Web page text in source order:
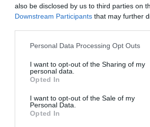
also be disclosed by us to third parties on
Downstream Participants that may further
Personal Data Processing Opt Outs
I want to opt-out of the Sharing of my
personal data.
Opted In
I want to opt-out of the Sale of my
Personal Data.
Opted In
locuitori.
Sunt 3.140.197 de angajați privați, cu
mediu anual (RMA) de
(64,5% bărbați), cu un RMA de
(19.311,42 euro pentru bărbați și